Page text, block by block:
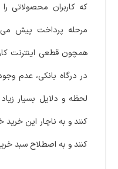
که کاربران محصولاتی
مرحله پرداخت پیش می
همچون قطعی اینترنت
در درگاه بانکی، عدم
لحظه و دلایل بسیار
کنند و به ناچار این خرید
کنند و به اصطلاح سبد